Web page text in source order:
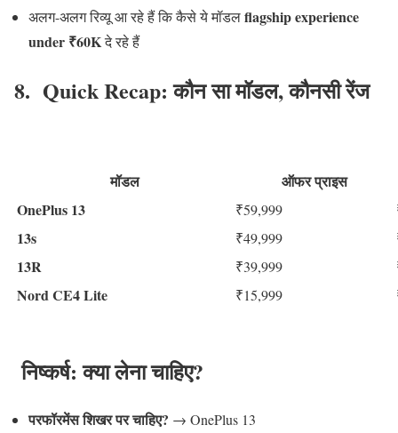
अलग-अलग रिव्यू आ रहे हैं कि कैसे ये मॉडलflagship experience
under ₹60Kदे रहे हैं
8. Quick Recap: कौन सा मॉडल, कौनसी रेंज
मॉडल
ऑफर प्राइस
OnePlus 13
₹59,999
13s ₹49,999
13R ₹39,999
Nord CE4 Lite ₹15,999
निष्कर्ष: क्या लेना चाहिए?
परफॉरमेंस शिखर पर चाहिए? → OnePlus 13